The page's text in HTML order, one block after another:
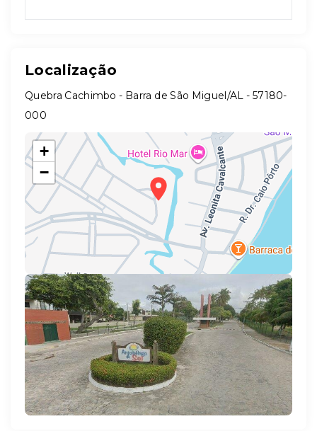
Localização
Quebra Cachimbo - Barra de São Miguel/AL - 57180-
000
+
−
Leaflet